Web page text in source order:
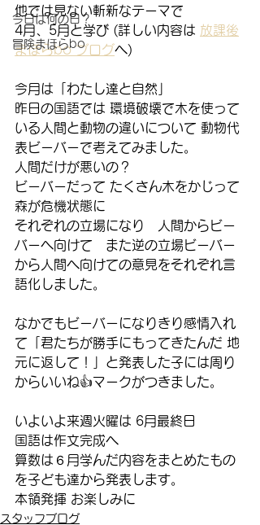
今日は何の日？
冒険まほらbo
他では見ない斬新なテーマで
4月、5月と学び (詳しい内容は 放課後
まほらbo ブログへ)
今月は「わたし達と自然」
昨日の国語では 環境破壊で木を使って
いる人間と動物の違いについて 動物代
表ビーバーで考えてみました。
人間だけが悪いの？
ビーバーだって たくさん木をかじって
森が危機状態に
それぞれの立場になり　人間からビー
バーへ向けて　また逆の立場ビーバー
から人間へ向けての意見をそれぞれ言
語化しました。
なかでもビーバーになりきり感情入れ
て「君たちが勝手にもってきたんだ 地
元に返して！」と発表した子には周り
からいいね👍マークがつきました。
いよいよ来週火曜は 6月最終日
国語は作文完成へ
算数は６月学んだ内容をまとめたもの
を子ども達から発表します。
本領発揮 お楽しみに
スタッフブログ